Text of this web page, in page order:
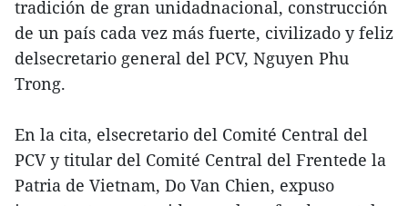
tradición de gran unidadnacional, construcción
de un país cada vez más fuerte, civilizado y feliz
delsecretario general del PCV, Nguyen Phu
Trong.
En la cita, elsecretario del Comité Central del
PCV y titular del Comité Central del Frentede la
Patria de Vietnam, Do Van Chien, expuso